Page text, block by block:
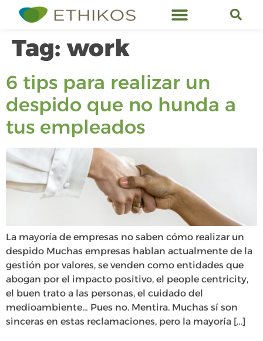
Tag:work
6 tips para realizar un
despido que no hunda a
tus empleados
La mayoría de empresas no saben cómo realizar un
despido Muchas empresas hablan actualmente de la
gestión por valores, se venden como entidades que
abogan por el impacto positivo, el people centricity,
el buen trato a las personas, el cuidado del
medioambiente… Pues no. Mentira. Muchas sí son
sinceras en estas reclamaciones, pero la mayoría […]